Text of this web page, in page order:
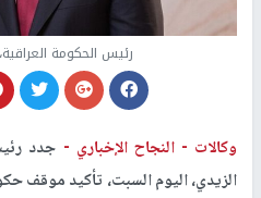
رئيس الحكومة
وكالات -النجاح الإخباري - جدد
الزيدي، اليوم السبت، تأكيد موقف